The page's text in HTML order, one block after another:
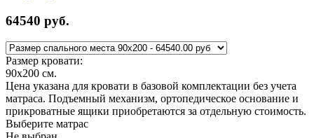
64540 руб.
Размер кровати:
90x200 см.
Цена указана для кровати в базовой комплектации без учета
матраса. Подъемный механизм, ортопедическое основание и
прикроватные ящики приобретаются за отдельную стоимость.
Выберите матрас